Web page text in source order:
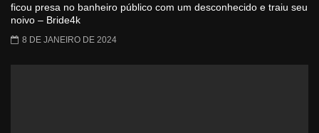
ficou presa no banheiro público com um desconhecido e traiu seu
noivo – Bride4k
8 DE JANEIRO DE 2024